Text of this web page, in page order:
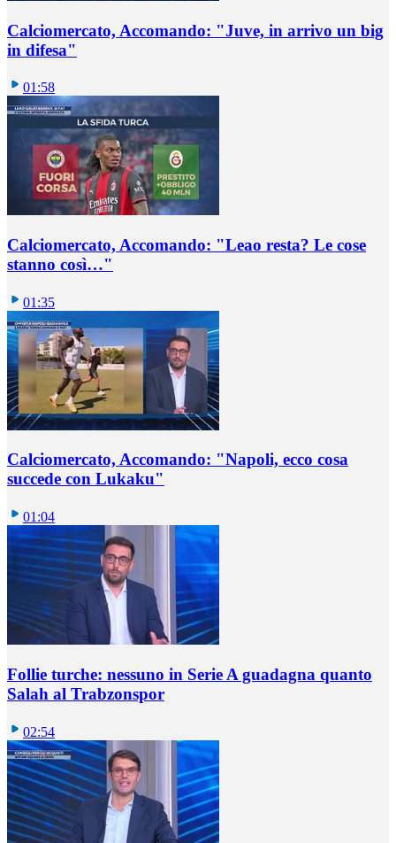
Calciomercato, Accomando: "Juve, in arrivo un big
in difesa"
01:58
Calciomercato, Accomando: "Leao resta? Le cose
stanno così…"
01:35
Calciomercato, Accomando: "Napoli, ecco cosa
succede con Lukaku"
01:04
Follie turche: nessuno in Serie A guadagna quanto
Salah al Trabzonspor
02:54